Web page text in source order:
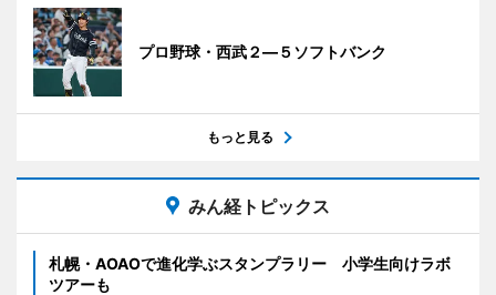
プロ野球・西武２―５ソフトバンク
もっと見る
みん経トピックス
札幌・AOAOで進化学ぶスタンプラリー 小学生向けラボ
ツアーも